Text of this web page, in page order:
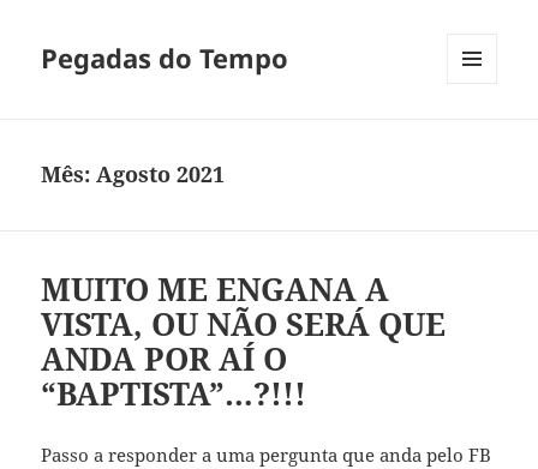
Pegadas do Tempo
Mês:Agosto 2021
MUITO ME ENGANA A
VISTA, OU NÃO SERÁ QUE
ANDA POR AÍ O
“BAPTISTA”…?!!!
Passo a responder a uma pergunta que anda pelo FB